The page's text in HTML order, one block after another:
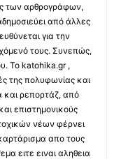
των αρθρογράφων,
από άλλες
για την
τους. Συνεπώς,
Το katohika.gr ,
της πολυφωνίας και
και ρεπορτάζ, από
επιστημονικούς
νέων φέρνει
απο τους
ειτε ειναι αληθεια